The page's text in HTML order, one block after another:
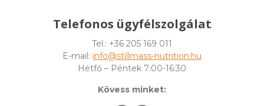
Telefonos ügyfélszolgálat
Tel.: +36 205 169 011
E-mail: info@stillmass-nutrition.hu
Hétfő – Péntek 7:00-16:30
Kövess minket: